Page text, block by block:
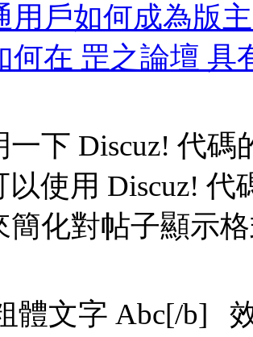
用戶如何成為版
何在 罡之論壇 具
一下 Discuz! 代碼
使用 Discuz! 代
簡化對帖子顯示
體文字 Abc[/b]